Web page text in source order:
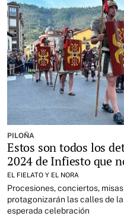
PILOÑA
Estos son todos los
2024 de Infiesto que
EL FIELATO Y EL NORA
Procesiones, conciertos,
protagonizarán las calles de
esperada celebración